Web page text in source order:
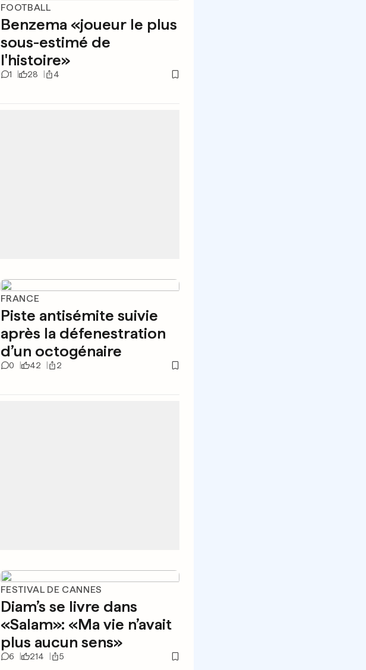
FOOTBALL
Benzema «joueur le plus
sous-estimé de
l'histoire»
1 28 4
FRANCE
Piste antisémite suivie
après la défenestration
d’un octogénaire
0 42 2
FESTIVAL DE CANNES
Diam’s se livre dans
«Salam»: «Ma vie n’avait
plus aucun sens»
6 214 5